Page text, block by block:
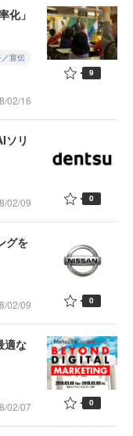
化」
／宣伝
02/16
9
ソリ
02/09 0
グを
02/09 0
適な
02/07 0